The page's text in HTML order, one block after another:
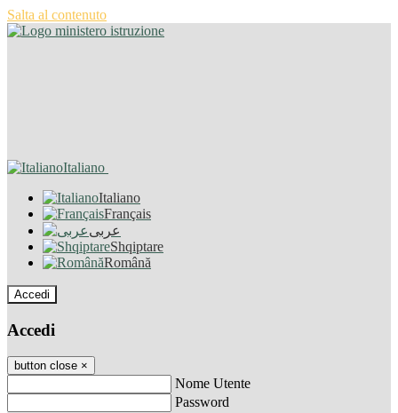
Salta al contenuto
Italiano
Italiano
Français
عربى
Shqiptare
Română
Accedi
Accedi
button close ×
Nome Utente
Password